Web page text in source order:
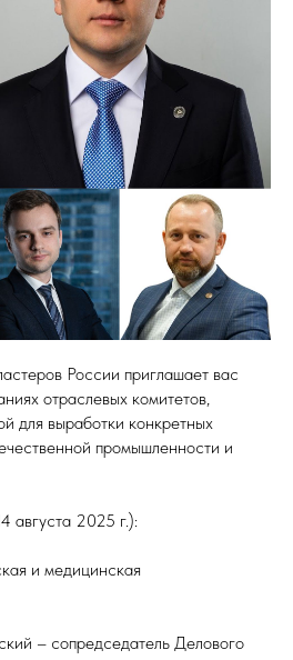
России приглашает вас
отраслевых комитетов,
для выработки конкретных
промышленности и
августа 2025 г.):
и медицинская
– сопредседатель Делового